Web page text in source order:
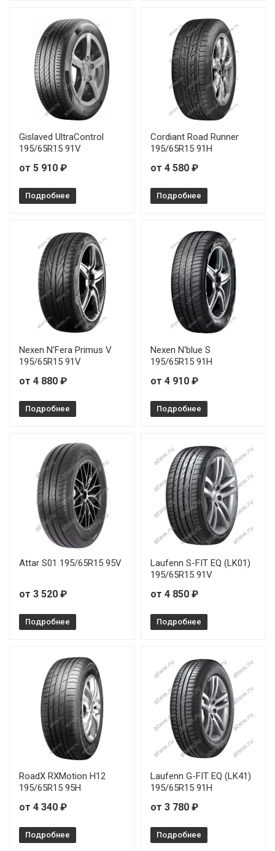
Gislaved UltraControl
195/65R15 91V
от 5 910 ₽
Подробнее
Cordiant Road Runner
195/65R15 91H
от 4 580 ₽
Подробнее
Nexen N'Fera Primus V
195/65R15 91V
от 4 880 ₽
Подробнее
Nexen N'blue S
195/65R15 91H
от 4 910 ₽
Подробнее
Attar S01 195/65R15 95V
от 3 520 ₽
Подробнее
Laufenn S-FIT EQ (LK01)
195/65R15 91V
от 4 850 ₽
Подробнее
RoadX RXMotion H12
195/65R15 95H
от 4 340 ₽
Подробнее
Laufenn G-FIT EQ (LK41)
195/65R15 91H
от 3 780 ₽
Подробнее